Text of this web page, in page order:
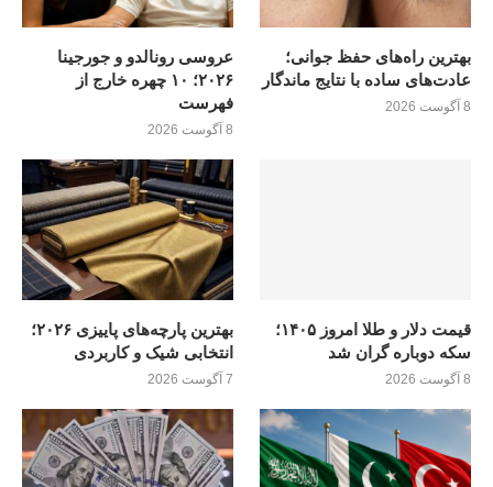
بهترین راه‌های حفظ جوانی؛
عادت‌های ساده با نتایج ماندگار
8 آگوست 2026
عروسی رونالدو و جورجینا
۲۰۲۶؛ ۱۰ چهره خارج از
فهرست
8 آگوست 2026
قیمت دلار و طلا امروز ۱۴۰۵؛
سکه دوباره گران شد
8 آگوست 2026
بهترین پارچه‌های پاییزی ۲۰۲۶؛
انتخابی شیک و کاربردی
7 آگوست 2026